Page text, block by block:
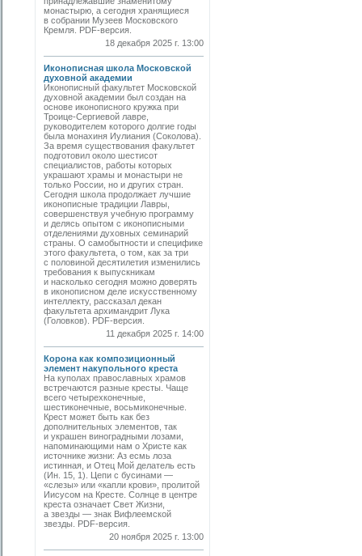
монастырю, а сегодня хранящиеся
в собрании Музеев Московского
Кремля. PDF-версия.
18 декабря 2025 г. 13:00
Иконописная школа Московской
духовной академии
Иконописный факультет Московской
духовной академии был создан на
основе иконописного кружка при
Троице-Сергиевой лавре,
руководителем которого долгие годы
была монахиня Иулиания (Соколова).
За время существования факультет
подготовил около шестисот
специалистов, работы которых
украшают храмы и монастыри не
только России, но и других стран.
Сегодня школа продолжает лучшие
иконописные традиции Лавры,
совершенствуя учебную программу
и делясь опытом с иконописными
отделениями духовных семинарий
страны. О самобытности и специфике
этого факультета, о том, как за три
с половиной десятилетия изменились
требования к выпускникам
и насколько сегодня можно доверять
в иконописном деле искусственному
интеллекту, рассказал декан
факультета архимандрит Лука
(Головков). PDF-версия.
11 декабря 2025 г. 14:00
Корона как композиционный
элемент накупольного креста
На куполах православных храмов
встречаются разные кресты. Чаще
всего четырехконечные,
шестиконечные, восьмиконечные.
Крест может быть как без
дополнительных элементов, так
и украшен виноградными лозами,
напоминающими нам о Христе как
источнике жизни: Аз есмь лоза
истинная, и Отец Мой делатель есть
(Ин. 15, 1). Цепи с бусинами —
«слезы» или «капли крови», пролитой
Иисусом на Кресте. Солнце в центре
креста означает Свет Жизни,
а звезды — знак Вифлеемской
звезды. PDF-версия.
20 ноября 2025 г. 13:00